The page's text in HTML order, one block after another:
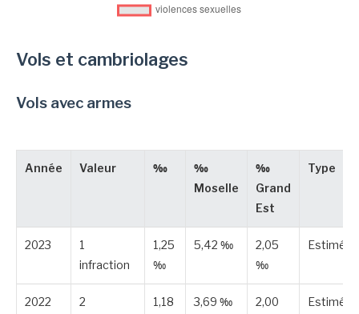
Vols et cambriolages
Vols avec armes
Année Valeur ‰
‰
Moselle
‰
Grand
Est
Type
2023
1
infraction
1,25
‰
5,42 ‰
2,05
‰
Estimée
2022
2
1,18
3,69 ‰
2,00
Estimée